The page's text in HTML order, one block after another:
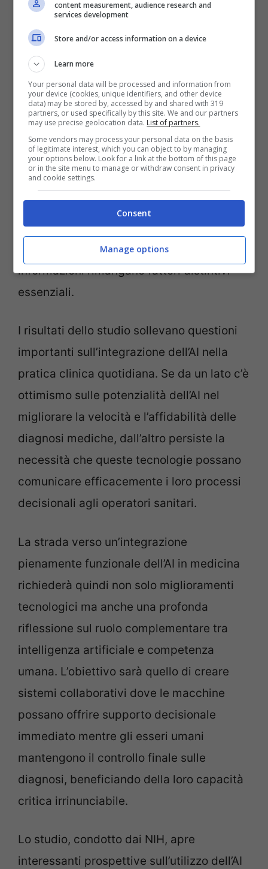
Limitazioni AI-Ansa-Notizie.com
Interessante è stato il confronto diretto tra
le prestazioni diagnostiche del modello di
AI e quelle dei medici umani. Mentre l’AI ha
superato i medici in scenari a libro chiuso
(senza risorse esterne), questi ultimi hanno
prevalso quando potevano consultare
materiali aggiuntivi, soprattutto per
domande più complesse. Ciò sottolinea
come l’intuizione umana e la capacità di
consultare una vasta gamma di
informazioni rimangano fattori distintivi
essenziali.
I risultati dello studio sollevano questioni
importanti sull’integrazione dell’AI nella
pratica clinica quotidiana. Se da un lato c’è
ottimismo sulle potenzialità dell’AI nel
migliorare la velocità e l’affidabilità delle
diagnosi mediche, dall’altro persiste la
necessità che queste tecnologie possano
comunicare efficacemente i loro processi
decisionali agli operatori sanitari.
La strada verso un’integrazione
pienamente funzionale dell’AI in medicina
richiederà quindi non solo miglioramenti
tecnologici ma anche una profonda
riflessione sul ruolo complementare tra
intelligenza artificiale e competenza
umana. L’obiettivo sarà quello di creare
sistemi collaborativi dove le macchine
possano offrire supporto decisionale
immediato mentre gli esseri umani
mantengono il controllo finale sulle
diagnosi, beneficiando della loro capacità
critica irrinunciabile.
Lo studio, condotto dai NIH, apre
interessanti prospettive sull’utilizzo dell’AI
content measurement, audience research and
services development
Store and/or access information on a device
Learn more
Your personal data will be processed and information from
your device (cookies, unique identifiers, and other device
data) may be stored by, accessed by and shared with 319
partners, or used specifically by this site. We and our partners
may use precise geolocation data. List of partners.
Some vendors may process your personal data on the basis
of legitimate interest, which you can object to by managing
your options below. Look for a link at the bottom of this page
or in the site menu to manage or withdraw consent in privacy
and cookie settings.
Consent
Manage options